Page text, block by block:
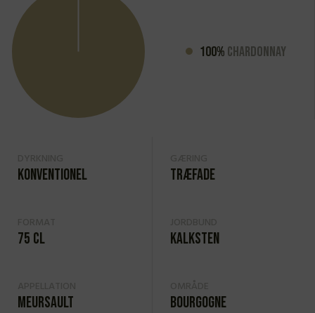
100% Chardonnay
Konventionel Træfade
75 cl Kalksten
Meursault Bourgogne